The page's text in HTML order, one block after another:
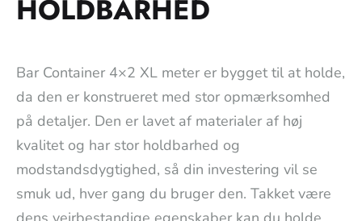
HOLDBARHED
Bar Container 4×2 XL meter er bygget til at holde,
da den er konstrueret med stor opmærksomhed
på detaljer. Den er lavet af materialer af høj
kvalitet og har stor holdbarhed og
modstandsdygtighed, så din investering vil se
smuk ud, hver gang du bruger den. Takket være